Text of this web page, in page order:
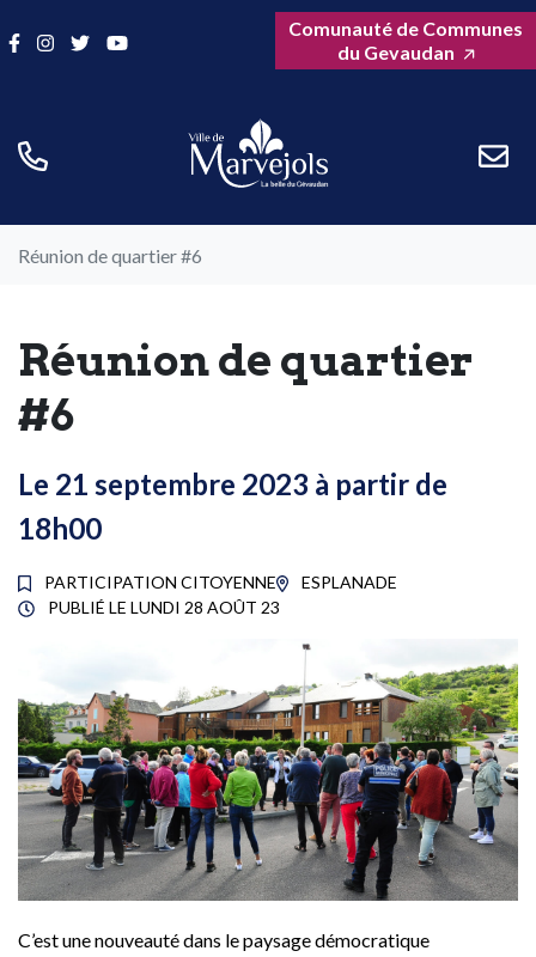
auLien vers le compte Facebook
Lien vers le compte Instagram
Lien vers le compte Twitter
Lien vers la chaîne YoutubeComunauté de Communes
du Gevaudan
Réunion de quartier #6
Réunion de quartier
#6
Le 21 septembre 2023 à partir de
18h00
PARTICIPATION CITOYENNE
ESPLANADE
PUBLIÉ LE LUNDI 28 AOÛT 23
C’est une nouveauté dans le paysage démocratique